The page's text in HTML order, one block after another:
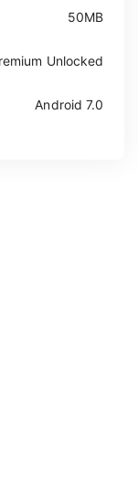
50MB
Unlocked
Android 7.0